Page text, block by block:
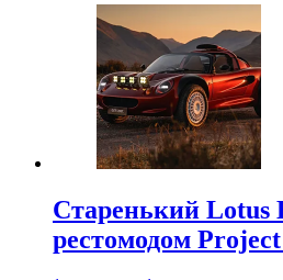
Старенький Lotus
рестомодом